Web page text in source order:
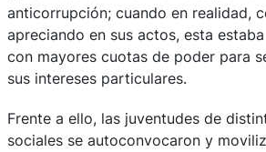
anticorrupción; cuando en realidad,
apreciando en sus actos, esta
con mayores cuotas de poder para
sus intereses particulares.
Frente a ello, las juventudes de
sociales se autoconvocaron y